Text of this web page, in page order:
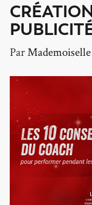
Par